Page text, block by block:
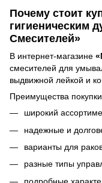
Почему стоит
гигиеническим
Смесителей»
В интернет-магазине
смесителей для
выдвижной лейкой и
Преимущества
широкий
надежные и
варианты для
разные типы
подробные